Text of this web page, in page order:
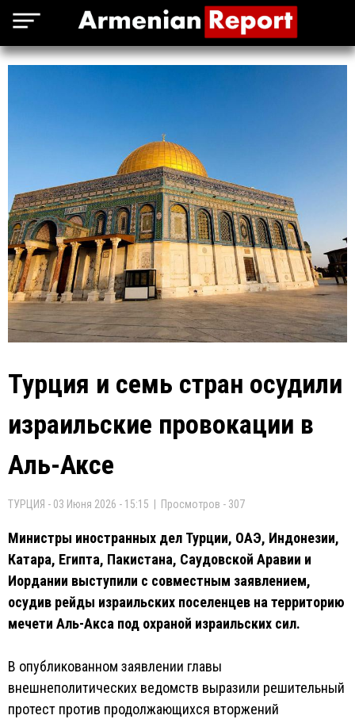
Турция и семь стран осудили
израильские провокации в
Аль-Аксе
ТУРЦИЯ - 03 Июня 2026 - 15:15 | Просмотров - 307
Министры иностранных дел Турции, ОАЭ, Индонезии,
Катара, Египта, Пакистана, Саудовской Аравии и
Иордании выступили с совместным заявлением,
осудив рейды израильских поселенцев на территорию
мечети Аль-Акса под охраной израильских сил.
В опубликованном заявлении главы
внешнеполитических ведомств выразили решительный
протест против продолжающихся вторжений